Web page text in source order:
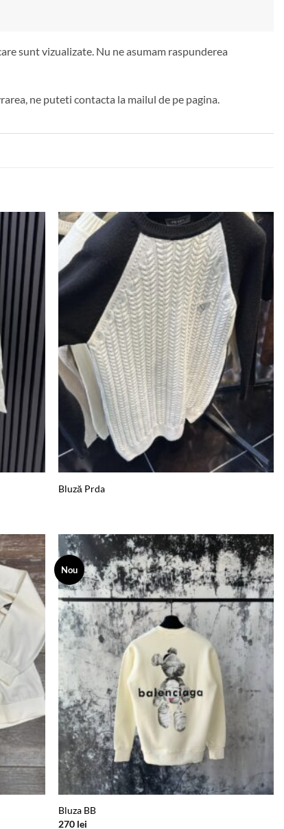
sunt vizualizate. Nu ne asumam raspunderea
ne puteti contacta la mailul de pe pagina.
Add to
wishlist
Bluză Prda
Add to
wishlist
Nou
Add to
wishlist
Bluza BB
270 lei